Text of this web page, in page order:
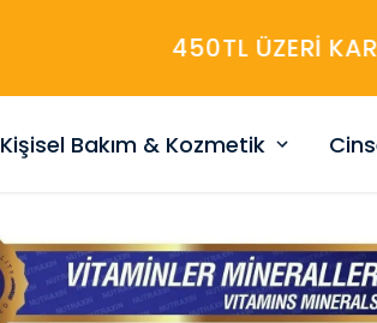
450TL ÜZERİ
Kişisel Bakım & Kozmetik